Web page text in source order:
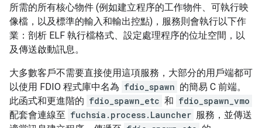
所需的所有核心物件 (例如建立程序的工作物件、可執行映
像檔，以及標準的輸入和輸出控點)，服務則會執行以下作
業：剖析 ELF 執行檔格式、設定處理程序的位址空間，以
及傳送啟動訊息。
大多數客戶不需要直接使用這項服務，大部分的用戶端都可
以使用 FDIO 程式庫中名為 fdio_spawn 的簡易 C 前端。
此函式和更進階的 fdio_spawn_etc 和 fdio_spawn_vmo
配套會連線至 fuchsia.process.Launcher 服務，並傳送